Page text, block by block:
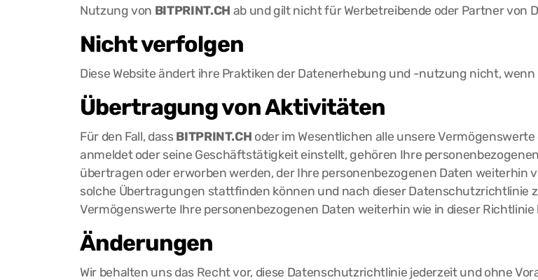
Nutzung von BITPRINT.CH ab und gilt nicht für Werbetreibende oder Partner von
Nicht verfolgen
Diese Website ändert ihre Praktiken der Datenerhebung und -nutzung nicht, wenn
Übertragung von Aktivitäten
Für den Fall, dass BITPRINT.CH oder im Wesentlichen alle unsere
anmeldet oder seine Geschäftstätigkeit einstellt, gehören Ihre
übertragen oder erworben werden, der Ihre personenbezogenen Daten weiterhin
solche Übertragungen stattfinden können und nach dieser Datenschutzrichtlinie
Vermögenswerte Ihre personenbezogenen Daten weiterhin wie in dieser
Änderungen
Wir behalten uns das Recht vor, diese Datenschutzrichtlinie jederzeit und ohne